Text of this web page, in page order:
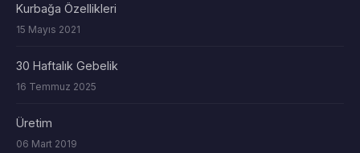
Kurbağa Özellikleri
15 Mayıs 2021
30 Haftalık Gebelik
16 Temmuz 2025
Üretim
06 Mart 2019